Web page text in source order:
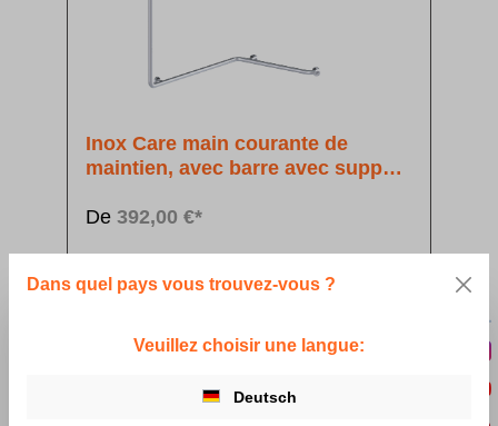
Inox Care main courante de
maintien, avec barre avec support
De 392,00 €*
Détails
Dans quel pays vous trouvez-vous ?
Veuillez choisir une langue:
Deutsch